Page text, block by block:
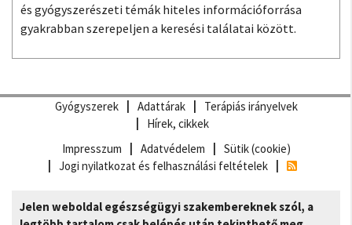
és gyógyszerészeti témák hiteles információforrása
gyakrabban szerepeljen a keresési találatai között.
Gyógyszerek Adattárak
Terápiás irányelvek
Hírek, cikkek
Impresszum
Adatvédelem
Sütik (cookie)
Jogi nyilatkozat és felhasználási feltételek
Jelen weboldal egészségügyi szakembereknek szól, a